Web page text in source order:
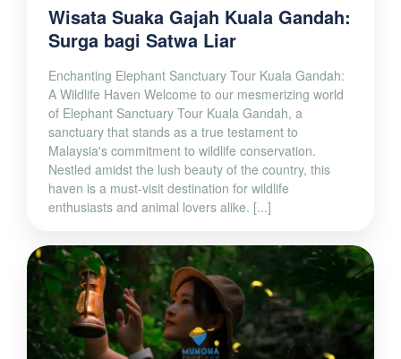
Wisata Suaka Gajah Kuala Gandah:
Surga bagi Satwa Liar
Enchanting Elephant Sanctuary Tour Kuala Gandah:
A Wildlife Haven Welcome to our mesmerizing world
of Elephant Sanctuary Tour Kuala Gandah, a
sanctuary that stands as a true testament to
Malaysia's commitment to wildlife conservation.
Nestled amidst the lush beauty of the country, this
haven is a must-visit destination for wildlife
enthusiasts and animal lovers alike. [...]